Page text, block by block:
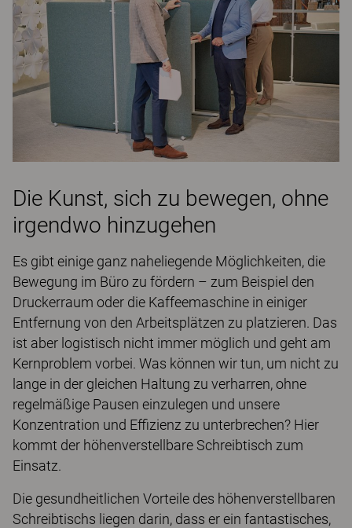
Die Kunst, sich zu bewegen, ohne
irgendwo hinzugehen
Es gibt einige ganz naheliegende Möglichkeiten, die
Bewegung im Büro zu fördern – zum Beispiel den
Druckerraum oder die Kaffeemaschine in einiger
Entfernung von den Arbeitsplätzen zu platzieren. Das
ist aber logistisch nicht immer möglich und geht am
Kernproblem vorbei. Was können wir tun, um nicht zu
lange in der gleichen Haltung zu verharren, ohne
regelmäßige Pausen einzulegen und unsere
Konzentration und Effizienz zu unterbrechen? Hier
kommt der höhenverstellbare Schreibtisch zum
Einsatz.
Die gesundheitlichen Vorteile des höhenverstellbaren
Schreibtischs liegen darin, dass er ein fantastisches,